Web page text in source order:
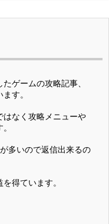
ゲームの攻略記事、
す。
はなく攻略メニューや
多いので返信出来るの
得ています。